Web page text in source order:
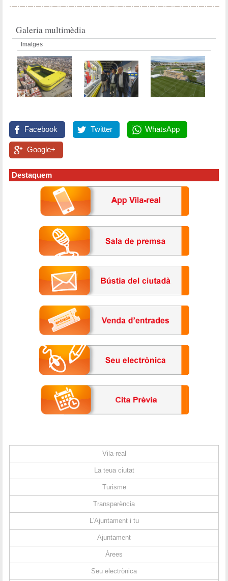
Galeria multimèdia
Imatges
Facebook Twitter WhatsApp
Google+
Destaquem
Vila-real
La teua ciutat
Turisme
Transparència
L'Ajuntament i tu
Ajuntament
Àrees
Seu electrònica